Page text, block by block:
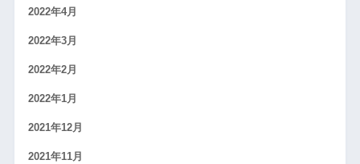
2022年4月
2022年3月
2022年2月
2022年1月
2021年12月
2021年11月